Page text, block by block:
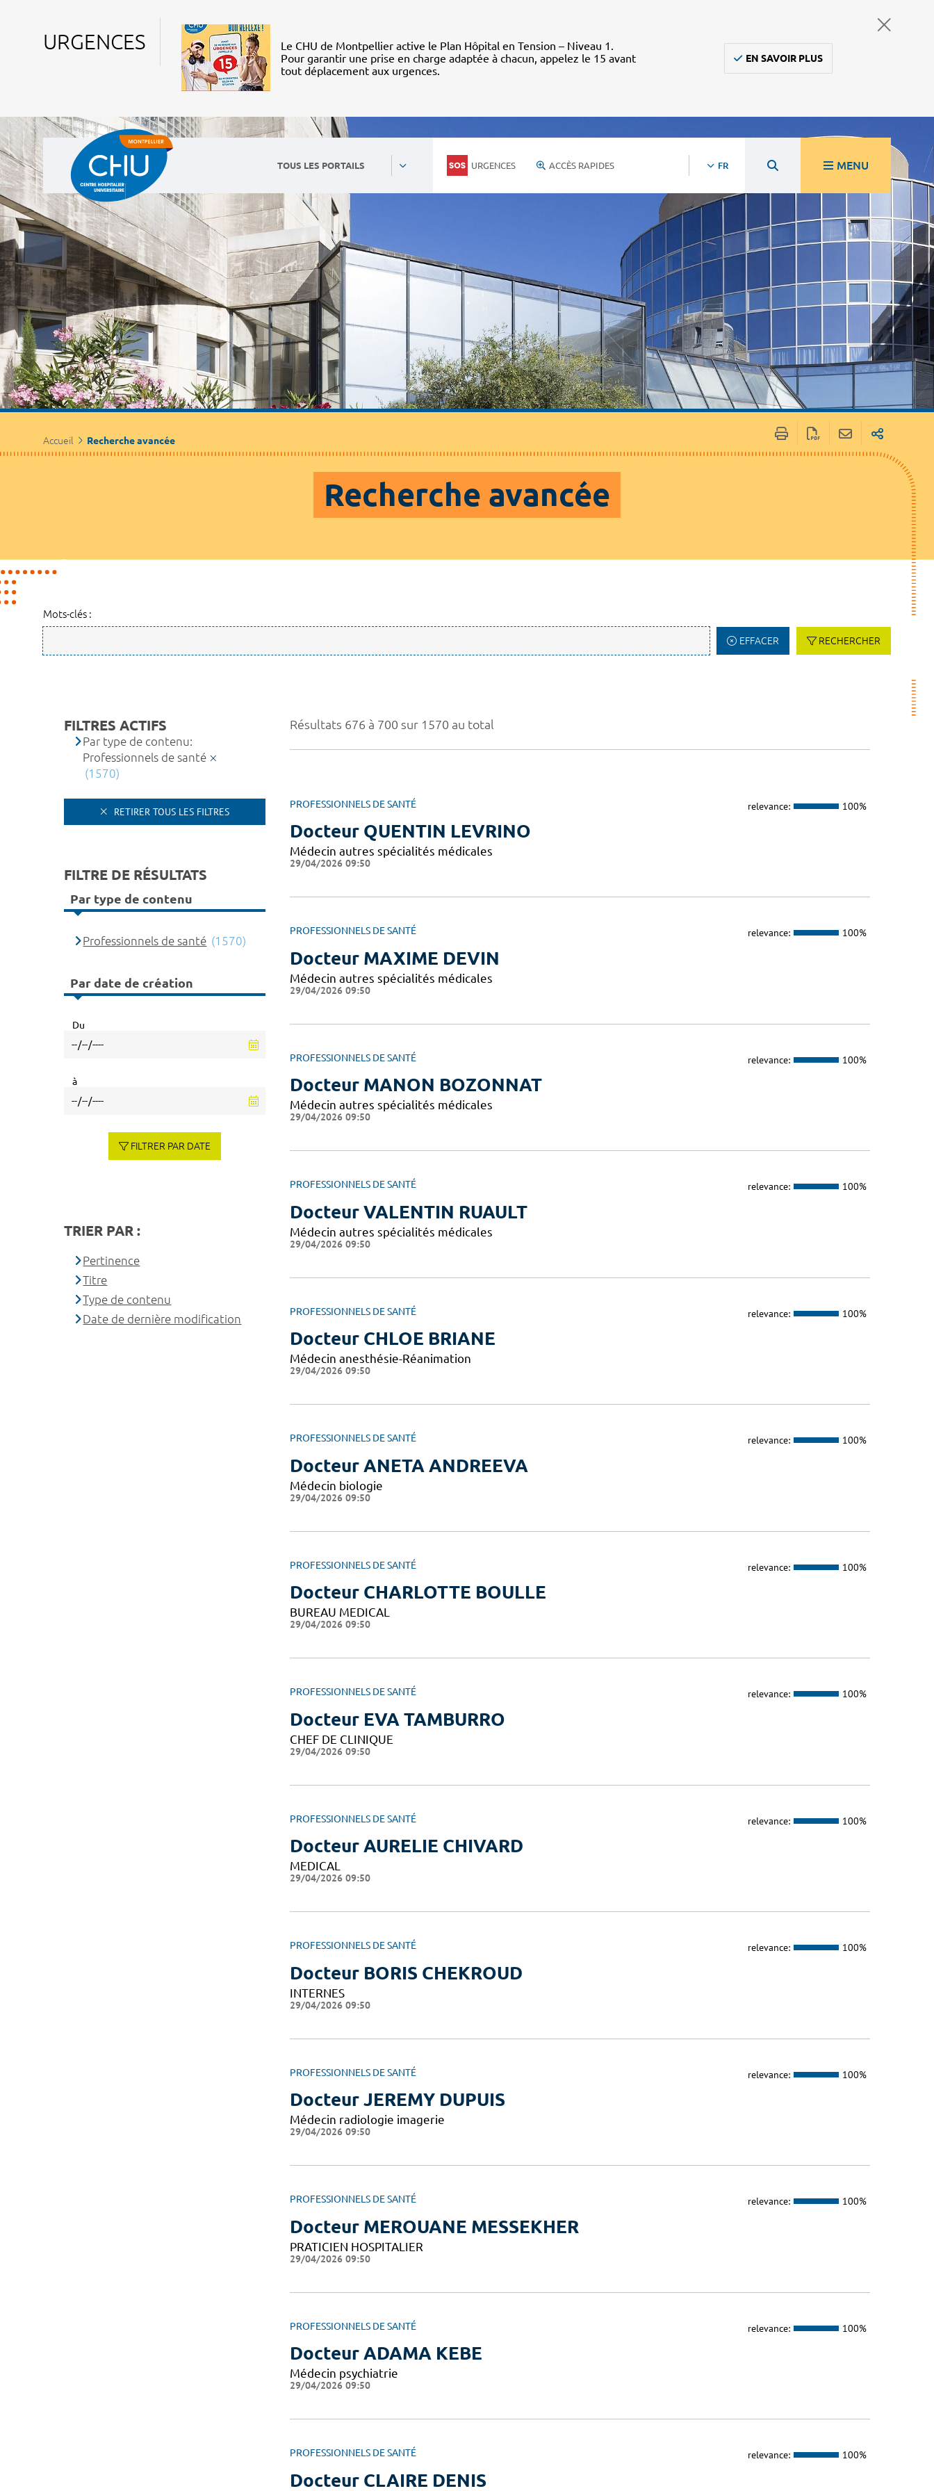
URGENCES
Le CHU de Montpellier active le Plan Hôpital en Tension – Niveau 1.
Pour garantir une prise en charge adaptée à chacun, appelez le 15 avant
tout déplacement aux urgences.
EN SAVOIR PLUS
TOUS LES PORTAILS URGENCES ACCÈS RAPIDES FR MENU
Accueil Recherche avancée
Recherche avancée
Mots-clés :
EFFACER RECHERCHER
Résultats 676 à 700 sur 1570 au total
PROFESSIONNELS DE SANTÉ relevance: 100%
Docteur QUENTIN LEVRINO
Médecin autres spécialités médicales
29/04/2026 09:50
PROFESSIONNELS DE SANTÉ relevance: 100%
Docteur MAXIME DEVIN
Médecin autres spécialités médicales
29/04/2026 09:50
PROFESSIONNELS DE SANTÉ relevance: 100%
Docteur MANON BOZONNAT
Médecin autres spécialités médicales
29/04/2026 09:50
PROFESSIONNELS DE SANTÉ relevance: 100%
Docteur VALENTIN RUAULT
Médecin autres spécialités médicales
29/04/2026 09:50
PROFESSIONNELS DE SANTÉ relevance: 100%
Docteur CHLOE BRIANE
Médecin anesthésie-Réanimation
29/04/2026 09:50
PROFESSIONNELS DE SANTÉ relevance: 100%
Docteur ANETA ANDREEVA
Médecin biologie
29/04/2026 09:50
PROFESSIONNELS DE SANTÉ relevance: 100%
Docteur CHARLOTTE BOULLE
BUREAU MEDICAL
29/04/2026 09:50
PROFESSIONNELS DE SANTÉ relevance: 100%
Docteur EVA TAMBURRO
CHEF DE CLINIQUE
29/04/2026 09:50
PROFESSIONNELS DE SANTÉ relevance: 100%
Docteur AURELIE CHIVARD
MEDICAL
29/04/2026 09:50
PROFESSIONNELS DE SANTÉ relevance: 100%
Docteur BORIS CHEKROUD
INTERNES
29/04/2026 09:50
PROFESSIONNELS DE SANTÉ relevance: 100%
Docteur JEREMY DUPUIS
Médecin radiologie imagerie
29/04/2026 09:50
PROFESSIONNELS DE SANTÉ relevance: 100%
Docteur MEROUANE MESSEKHER
PRATICIEN HOSPITALIER
29/04/2026 09:50
PROFESSIONNELS DE SANTÉ relevance: 100%
Docteur ADAMA KEBE
Médecin psychiatrie
29/04/2026 09:50
PROFESSIONNELS DE SANTÉ relevance: 100%
Docteur CLAIRE DENIS
FILTRES ACTIFS
Par type de contenu:
Professionnels de santé
(1570)
RETIRER TOUS LES FILTRES
FILTRE DE RÉSULTATS
Par type de contenu
Professionnels de santé (1570)
Par date de création
Du
à
FILTRER PAR DATE
TRIER PAR :
Pertinence
Titre
Type de contenu
Date de dernière modification